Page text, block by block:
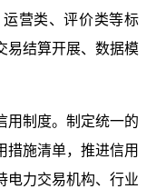
营类、评价类等标
易结算开展、数据模
制度。制定统一的
措施清单，推进信用
电力交易机构、行业